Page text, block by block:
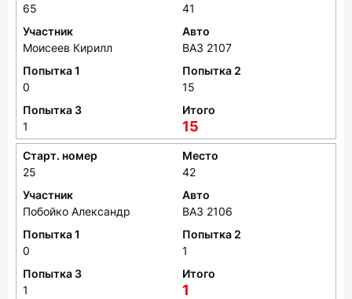
65
41
Участник
Моисеев Кирилл
Авто
ВАЗ 2107
Попытка 1
0
Попытка 2
15
Попытка 3
1
Итого
15
Старт. номер
25
Место
42
Участник
Побойко Александр
Авто
ВАЗ 2106
Попытка 1
0
Попытка 2
1
Попытка 3
1
Итого
1